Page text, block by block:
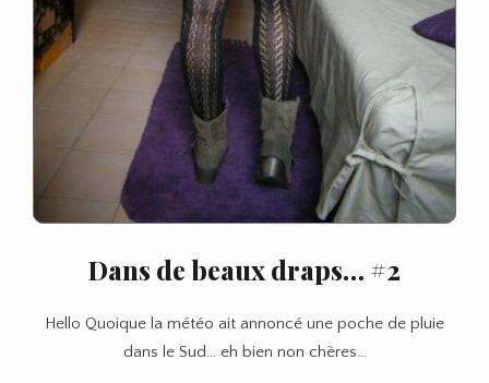
Dans de beaux draps… #2
Hello Quoique la météo ait annoncé une poche de pluie
dans le Sud… eh bien non chères…